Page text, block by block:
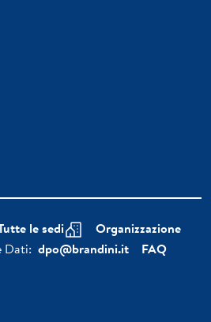
le sedi
Organizzazione
Dati: dpo@brandini.it
FAQ